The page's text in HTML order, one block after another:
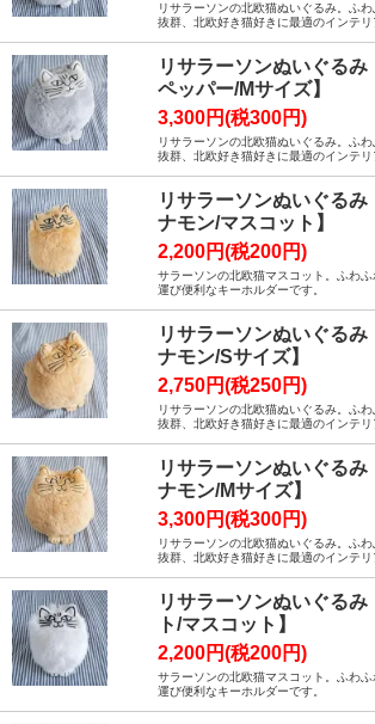
リサラーソンの北欧猫ぬいぐるみ。ふ
抜群、北欧好き猫好きに最適のインテリ
リサラーソンぬいぐるみ
ペッパー/Mサイズ】
3,300円(税300円)
リサラーソンの北欧猫ぬいぐるみ。ふ
抜群、北欧好き猫好きに最適のインテリ
リサラーソンぬいぐるみ
ナモン/マスコット】
2,200円(税200円)
サラーソンの北欧猫マスコット。ふわ
運び便利なキーホルダーです。
リサラーソンぬいぐるみ
ナモン/Sサイズ】
2,750円(税250円)
リサラーソンの北欧猫ぬいぐるみ。ふ
抜群、北欧好き猫好きに最適のインテリ
リサラーソンぬいぐるみ
ナモン/Mサイズ】
3,300円(税300円)
リサラーソンの北欧猫ぬいぐるみ。ふ
抜群、北欧好き猫好きに最適のインテリ
リサラーソンぬいぐるみ
ト/マスコット】
2,200円(税200円)
サラーソンの北欧猫マスコット。ふわ
運び便利なキーホルダーです。